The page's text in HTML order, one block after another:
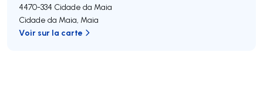
4470-334 Cidade da Maia
Cidade da Maia, Maia
Voir sur la carte